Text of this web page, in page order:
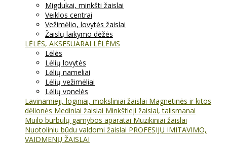
Migdukai, minkšti žaislai
Veiklos centrai
Vežimėlio, lovytės žaislai
Žaislų laikymo dėžės
LĖLĖS, AKSESUARAI LĖLĖMS
Lėlės
Lėlių lovytės
Lėlių nameliai
Lėlių vežimėliai
Lėlių vonelės
Lavinamieji, loginiai, moksliniai žaislai Magnetinės ir kitos
dėlionės Mediniai žaislai Minkštieji žaislai, talismanai
Muilo burbulų gamybos aparatai Muzikiniai žaislai
Nuotoliniu būdu valdomi žaislai PROFESIJŲ IMITAVIMO,
VAIDMENŲ ŽAISLAI